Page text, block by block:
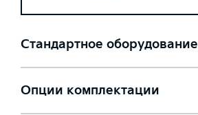
Стандартное оборудование
Опции комплектации